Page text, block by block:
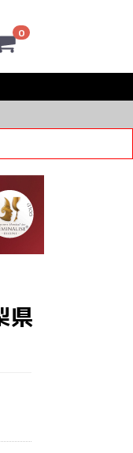
0
県